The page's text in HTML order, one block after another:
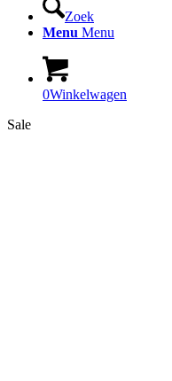
Zoek
Menu Menu
0Winkelwagen
Sale